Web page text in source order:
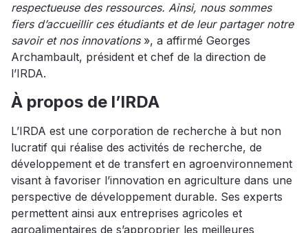
respectueuse des ressources. Ainsi, nous sommes
fiers d’accueillir ces étudiants et de leur partager notre
savoir et nos innovations», a affirmé Georges
Archambault, président et chef de la direction de
l’IRDA.
À propos de l’IRDA
L’IRDA est une corporation de recherche à but non
lucratif qui réalise des activités de recherche, de
développement et de transfert en agroenvironnement
visant à favoriser l’innovation en agriculture dans une
perspective de développement durable. Ses experts
permettent ainsi aux entreprises agricoles et
agroalimentaires de s’approprier les meilleures